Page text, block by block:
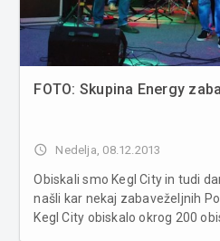
FOTO: Skupina Energy
access_time Nedelja, 08.12.2013
Obiskali smo Kegl City in tudi
našli kar nekaj zabaveželjnih
Kegl City obiskalo okrog 200